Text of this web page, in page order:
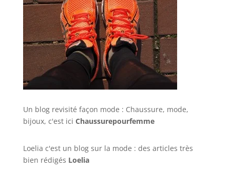
Un blog revisité façon mode : Chaussure, mode,
bijoux, c'est ici Chaussurepourfemme
Loelia c'est un blog sur la mode : des articles très
bien rédigés Loelia